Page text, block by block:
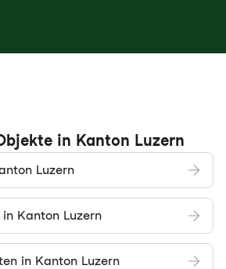
in Kanton Luzern
Luzern
Kanton Luzern
in Kanton Luzern